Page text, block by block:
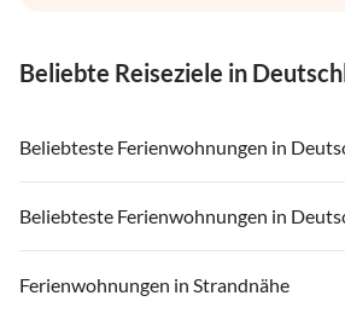
Beliebte Reiseziele in
Beliebteste Ferienwohnungen in
Ferienwohnungen in Deutschland
Ferienwohnungen in Ostsee
Ferienwohnungen in Nordsee
Beliebteste Ferienwohnungen in
Ferienwohnungen in Deutschland
Ferienwohnungen in Strandnähe